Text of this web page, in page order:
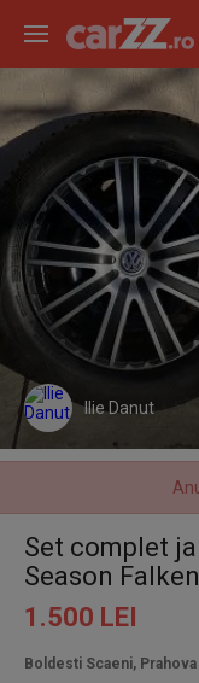
Ilie Danut
Set complet
Season
1.500 LEI
Boldesti Scaeni, Prahova